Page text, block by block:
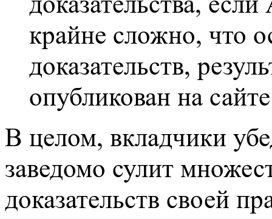
крайне сложно, что
доказательств,
опубликован на
В целом, вкладчики
заведомо сулит
доказательств своей